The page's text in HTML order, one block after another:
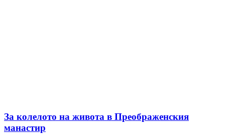
За колелото на живота в Преображенския
манастир